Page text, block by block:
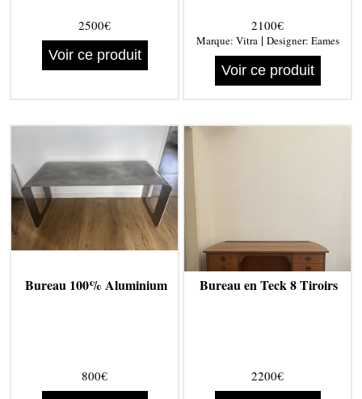
2500€
Voir ce produit
2100€
Marque: Vitra | Designer: Eames
Voir ce produit
Bureau 100% Aluminium
800€
Bureau en Teck 8 Tiroirs
2200€